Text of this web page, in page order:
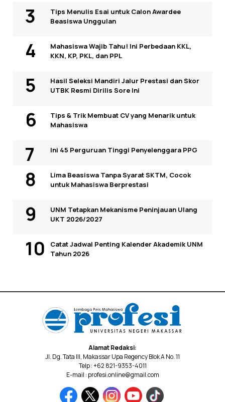
Tips Menulis Esai untuk Calon Awardee
Beasiswa Unggulan
Mahasiswa Wajib Tahu! Ini Perbedaan KKL,
KKN, KP, PKL, dan PPL
Hasil Seleksi Mandiri Jalur Prestasi dan Skor
UTBK Resmi Dirilis Sore Ini
Tips & Trik Membuat CV yang Menarik untuk
Mahasiswa
Ini 45 Perguruan Tinggi Penyelenggara PPG
Lima Beasiswa Tanpa Syarat SKTM, Cocok
untuk Mahasiswa Berprestasi
UNM Tetapkan Mekanisme Peninjauan Ulang
UKT 2026/2027
Catat Jadwal Penting Kalender Akademik UNM
Tahun 2026
Alamat Redaksi:
Jl. Dg. Tata III, Makassar Upa Regency Blok A No. 11
Telp : +62 821-9353-4011
E-mail : profesi.online@gmail.com